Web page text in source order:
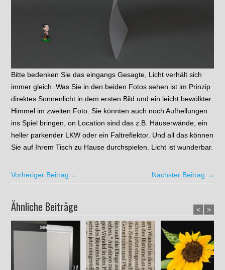
Bitte bedenken Sie das eingangs Gesagte, Licht verhält sich
immer gleich. Was Sie in den beiden Fotos sehen ist im Prinzip
direktes Sonnenlicht in dem ersten Bild und ein leicht bewölkter
Himmel im zweiten Foto. Sie könnten auch noch Aufhellungen
ins Spiel bringen, on Location sind das z.B. Häuserwände, ein
heller parkender LKW oder ein Faltreflektor. Und all das können
Sie auf Ihrem Tisch zu Hause durchspielen. Licht ist wunderbar.
Vorheriger Beitrag ← Nächster Beitrag →
Ähnliche Beiträge < >